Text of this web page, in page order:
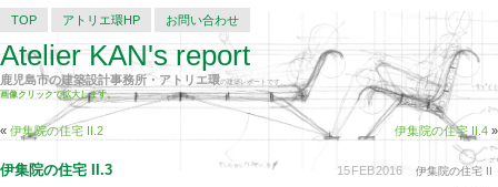
TOP アトリエ環HP お問い合わせ
Atelier KAN's report
鹿児島市の建築設計事務所・アトリエ環の建築レポートです。
画像クリックで拡大します。
« 伊集院の住宅 II.2 伊集院の住宅 II.4 »
15FEB2016 伊集院の住宅 II
伊集院の住宅 II.3